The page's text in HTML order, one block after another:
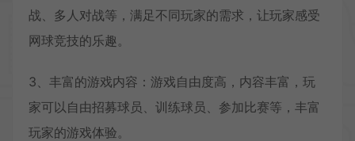
战、多人对战等，满足不同玩家的需求，让玩家感受
网球竞技的乐趣。
3、丰富的游戏内容：游戏自由度高，内容丰富，玩
家可以自由招募球员、训练球员、参加比赛等，丰富
玩家的游戏体验。